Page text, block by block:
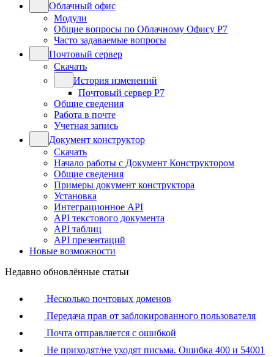
Облачный офис
Модули
Общие вопросы по Облачному Офису Р7
Часто задаваемые вопросы
Почтовый сервер
Скачать
История изменений
Почтовый сервер Р7
Общие сведения
Работа в почте
Учетная запись
Документ конструктор
Скачать
Начало работы с Документ Конструктором
Общие сведения
Примеры документ конструктора
Установка
Интеграционное API
API текстового документа
API таблиц
API презентаций
Новые возможности
Недавно обновлённые статьи
Несколько почтовых доменов
Передача прав от заблокированного пользователя
Почта отправляется с ошибкой
Не приходят/не уходят письма. Ошибка 400 и 54001